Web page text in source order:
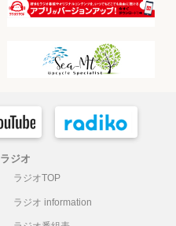
ラジオ
ラジオTOP
ラジオ information